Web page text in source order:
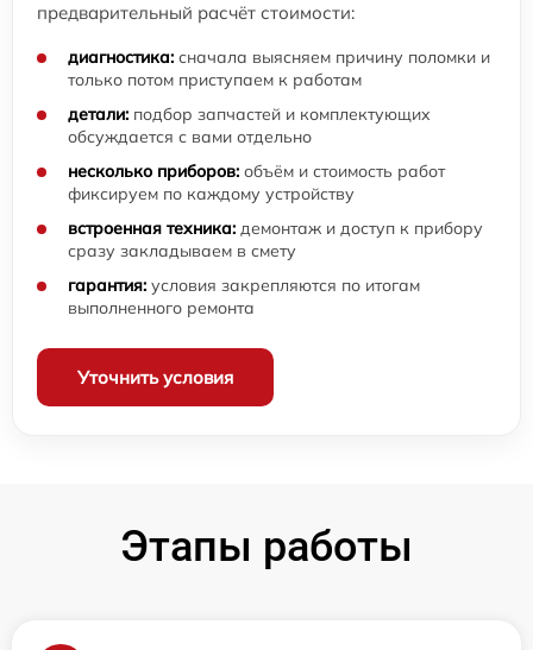
предварительный расчёт стоимости:
диагностика: сначала выясняем причину поломки и
только потом приступаем к работам
детали: подбор запчастей и комплектующих
обсуждается с вами отдельно
несколько приборов: объём и стоимость работ
фиксируем по каждому устройству
встроенная техника: демонтаж и доступ к прибору
сразу закладываем в смету
гарантия: условия закрепляются по итогам
выполненного ремонта
Уточнить условия
Этапы работы